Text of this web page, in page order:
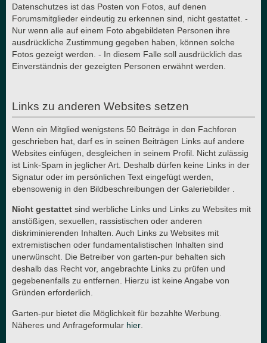
Datenschutzes ist das Posten von Fotos, auf denen
Forumsmitglieder eindeutig zu erkennen sind, nicht gestattet. -
Nur wenn alle auf einem Foto abgebildeten Personen ihre
ausdrückliche Zustimmung gegeben haben, können solche
Fotos gezeigt werden. - In diesem Falle soll ausdrücklich das
Einverständnis der gezeigten Personen erwähnt werden.
Links zu anderen Websites setzen
Wenn ein Mitglied wenigstens 50 Beiträge in den Fachforen
geschrieben hat, darf es in seinen Beiträgen Links auf andere
Websites einfügen, desgleichen in seinem Profil. Nicht zulässig
ist Link-Spam in jeglicher Art. Deshalb dürfen keine Links in der
Signatur oder im persönlichen Text eingefügt werden,
ebensowenig in den Bildbeschreibungen der Galeriebilder .
Nicht gestattet sind werbliche Links und Links zu Websites mit
anstößigen, sexuellen, rassistischen oder anderen
diskriminierenden Inhalten. Auch Links zu Websites mit
extremistischen oder fundamentalistischen Inhalten sind
unerwünscht. Die Betreiber von garten-pur behalten sich
deshalb das Recht vor, angebrachte Links zu prüfen und
gegebenenfalls zu entfernen. Hierzu ist keine Angabe von
Gründen erforderlich.
Garten-pur bietet die Möglichkeit für bezahlte Werbung.
Näheres und Anfrageformular hier